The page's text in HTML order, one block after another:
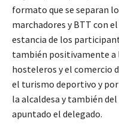
formato que se separan
marchadores y BTT con
estancia de los
también positivamente a
hosteleros y el comercio
el turismo deportivo y
la alcaldesa y también
apuntado el delegado.